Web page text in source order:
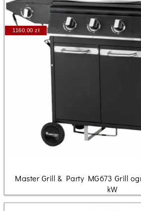
1160.00 zł
Master Grill & Party MG673 Grill
kW